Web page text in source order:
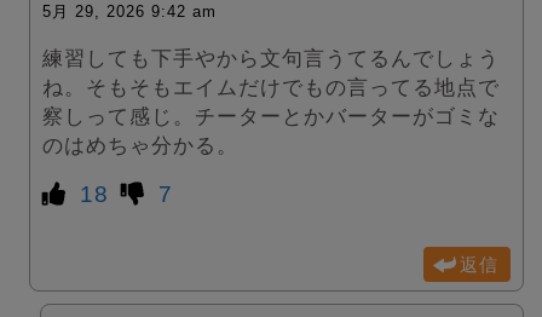
5月 29, 2026 9:42 am
練習しても下手やから文句言うてるんでしょう
ね。そもそもエイムだけでもの言ってる地点で
察しって感じ。チーターとかバーターがゴミな
のはめちゃ分かる。
18 7
返信